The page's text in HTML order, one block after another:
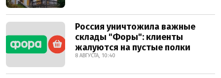
Россия уничтожила важные
склады "Форы": клиенты
жалуются на пустые полки
8 АВГУСТА, 10:40